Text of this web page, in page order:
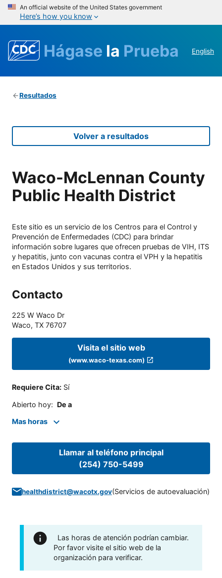
An official website of the United States government
Here’s how you know
Hágase la Prueba English
Resultados
Volver a resultados
Waco-McLennan County
Public Health District
Este sitio es un servicio de los Centros para el Control y
Prevención de Enfermedades (CDC) para brindar
información sobre lugares que ofrecen pruebas de VIH, ITS
y hepatitis, junto con vacunas contra el VPH y la hepatitis
en Estados Unidos y sus territorios.
Contacto
225 W Waco Dr
Waco, TX 76707
Visita el sitio web
(www.waco-texas.com)
Requiere Cita: Sí
Abierto hoy: De a
Mas horas
Llamar al teléfono principal
(254) 750-5499
healthdistrict@wacotx.gov(Servicios de autoevaluación)
Las horas de atención podrían cambiar.
Por favor visite el sitio web de la
organización para verificar.